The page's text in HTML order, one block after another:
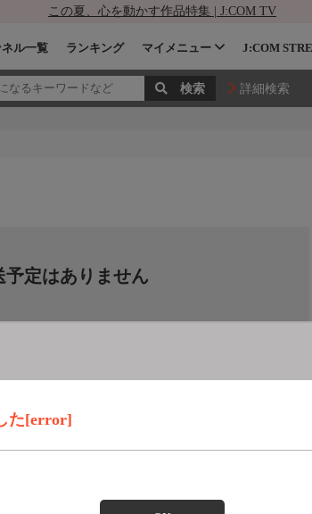
この夏、心を動かす作品特集 | J:COM TV
ル一覧 ランキング マイメニュー J:COM
詳細検索
た[error]
予定はありません